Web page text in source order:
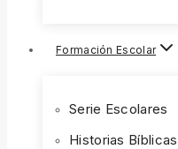
Formación Escolar
Serie Escolares
Historias Bíblicas